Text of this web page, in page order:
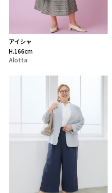
アイシャ
H.166cm
Alotta